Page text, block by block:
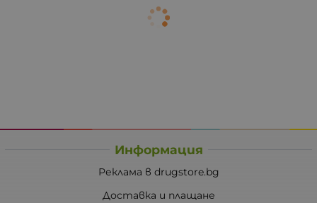
Информация
Реклама в drugstore.bg
Доставка и плащане